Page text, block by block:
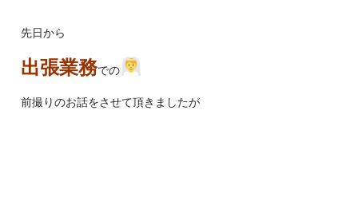
先日から
出張業務での
前撮りのお話をさせて頂きましたが